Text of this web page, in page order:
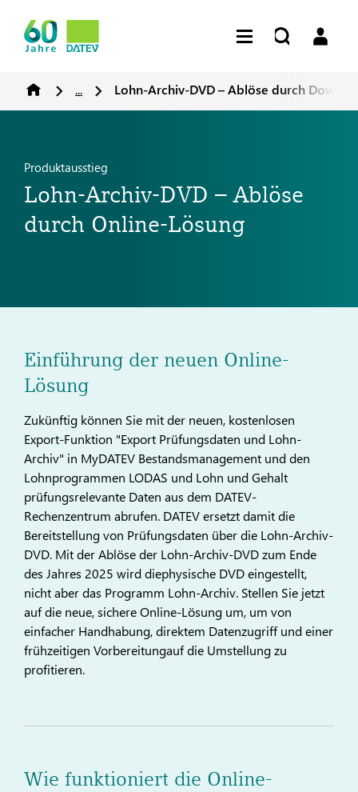
... Lohn-Archiv-DVD – Ablöse durch
Produktausstieg
Lohn-Archiv-DVD – Ablöse
durch Online-Lösung
Einführung der neuen Online-
Lösung
Zukünftig können Sie mit der neuen, kostenlosen
Export-Funktion "Export Prüfungsdaten und Lohn-
Archiv" in MyDATEV Bestandsmanagement und den
Lohnprogrammen LODAS und Lohn und Gehalt
prüfungsrelevante Daten aus dem DATEV-
Rechenzentrum abrufen. DATEV ersetzt damit die
Bereitstellung von Prüfungsdaten über die Lohn-Archiv-
DVD. Mit der Ablöse der Lohn-Archiv-DVD zum Ende
des Jahres 2025 wird diephysische DVD eingestellt,
nicht aber das Programm Lohn-Archiv. Stellen Sie jetzt
auf die neue, sichere Online-Lösung um, um von
einfacher Handhabung, direktem Datenzugriff und einer
frühzeitigen Vorbereitungauf die Umstellung zu
profitieren.
Wie funktioniert die Online-